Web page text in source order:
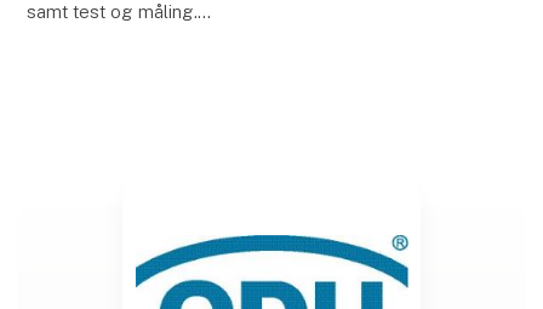
samt test og måling.